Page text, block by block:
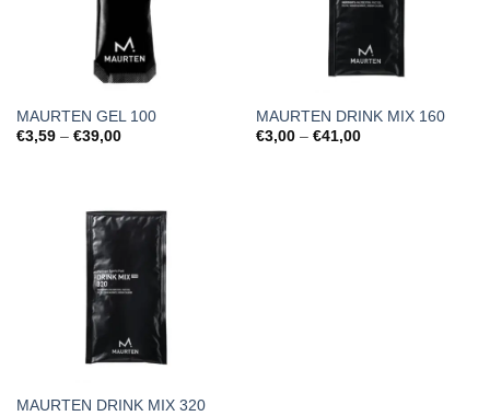
MAURTEN GEL 100
€3,59 – €39,00Price
MAURTEN DRINK MIX 160
€3,00 – €41,00Price
MAURTEN DRINK MIX 320